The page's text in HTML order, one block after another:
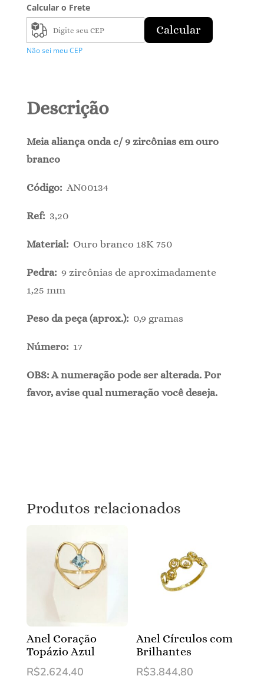
em
Ouro
Branco
18K
Calcular o Frete
Calcular
Não sei meu CEP
Descrição
Meia aliança onda c/ 9 zircônias em ouro
branco
Código: AN00134
Ref:3,20
Material: Ouro branco 18K 750
Pedra: 9 zircônias de aproximadamente
1,25 mm
Peso da peça (aprox.): 0,9 gramas
Número: 17
OBS: A numeração pode ser alterada. Por
favor, avise qual numeração você deseja.
Produtos relacionados
Anel Coração
Topázio Azul
R$2.624,40
Anel Círculos com
Brilhantes
R$3.844,80